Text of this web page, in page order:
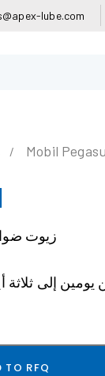
lube.com
Mobil
زيوت
إلى ثلاثة
TO RFQ